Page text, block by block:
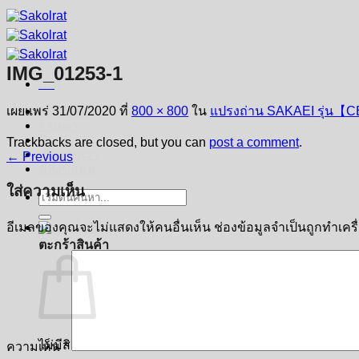
ข้าม
ไป
ยัง
เนื้อหา
เมนู
หน้าหลัก
ติดต่อเรา
เกี่ยวกับเรา
ค้นหา:
ตะกร้าสินค้า
ไม่มีสินค้าในตะกร้า
IMG_01253-1
เผยแพร่ 31/07/2020 ที่ 800 × 800 ใน แปรงถ่าน SAKAEI รุ่น【
Trackbacks are closed, but you can post a comment.
← Previous
ใส่ความเห็น
อีเมลของคุณจะไม่แสดงให้คนอื่นเห็น ช่องข้อมูลจำเป็นถูกทำเค
ความเห็น*